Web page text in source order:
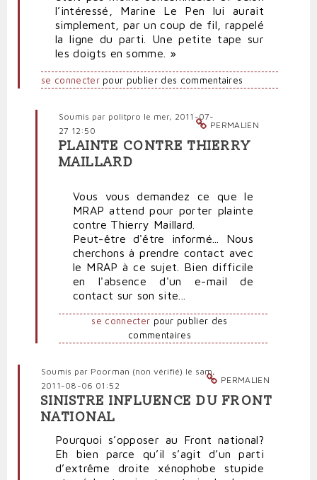
l’intéressé, Marine Le Pen lui aurait
simplement, par un coup de fil, rappelé
la ligne du parti. Une petite tape sur
les doigts en somme. »
se connecterpour publier des commentaires
PERMALIEN
Soumis par politpro le mer, 2011-07-
27 12:50
En
réponse
catalyseur
haine
PLAINTE CONTRE THIERRY
MAILLARD
Vous vous demandez ce que le
MRAP attend pour porter plainte
contre Thierry Maillard.
Peut-être d'être informé... Nous
cherchons à prendre contact avec
le MRAP à ce sujet. Bien difficile
en l'absence d'un e-mail de
contact sur son site...
se connecter pour publier des
commentaires
PERMALIEN
Soumis par Poorman (non vérifié) le sam,
2011-08-06 01:52
SINISTRE INFLUENCE DU FRONT
NATIONAL
Pourquoi s’opposer au Front national?
Eh bien parce qu’il s’agit d’un parti
d’extrême droite xénophobe stupide